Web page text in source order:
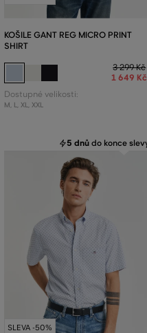
KOŠILE GANT REG MICRO PRINT
SHIRT
3 299 Kč
1 649 Kč
Dostupné velikosti:
M L XL XXL
5 dnů do konce
SLEVA -50%